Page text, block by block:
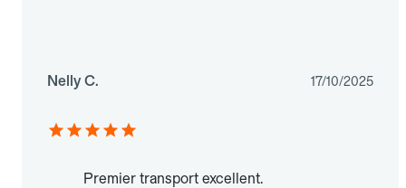
Nelly C. 17/10/2025
Premier transport excellent.